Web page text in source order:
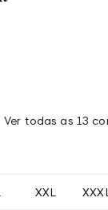
Ver todas as 13
XXL